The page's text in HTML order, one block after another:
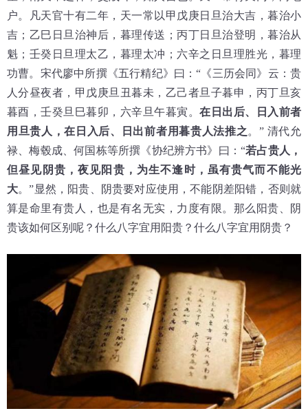
户。凡天官十有二年，天一常以甲戊庚日旦治大吉，暮治小
吉；乙巳日旦治神后，暮理传送；丙丁日旦治登明，暮治从
魁；壬癸日旦理太乙，暮理太冲；六辛之日旦理胜光，暮理
功曹。宋代廖中所撰《五行精纪》曰：“《三历会同》云：贵
人分昼夜者，甲戊庚旦丑暮未，乙己者旦子暮申，丙丁旦亥
暮酉，壬癸旦巳暮卯，六辛旦午暮寅。在日出后、日入前者
用旦贵人，在日入后、日出前者用暮贵人法推之。” 清代允
禄、梅毂成、何国栋等所撰《协纪辨方书》曰：“若占贵人，
但昼见阴贵，夜见阳贵，为生不逢时，虽有贵气而不能光
大。”显然，阳贵、阴贵要对应使用，不能阴差阳错，否则就
算是命里有贵人，也是有名无实，力度有限。那么阳贵、阴
贵该如何区别呢？什么八字宜用阳贵？什么八字宜用阴贵？